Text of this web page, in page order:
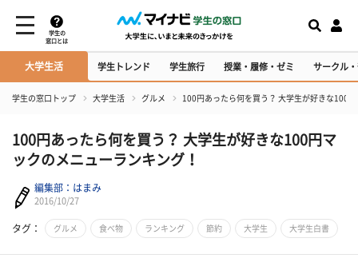
学生の
窓口とは
大学生活 学生トレンド 学生旅行 授業・履修・ゼミ サークル
学生の窓口トップ 大学生活 グルメ 100円あったら何を買う？ 大学生が好きな100
100円あったら何を買う？ 大学生が好きな100円マ
ックのメニューランキング！
編集部：はまみ
2016/10/27
タグ： グルメ 食べ物 ランキング 節約 大学生 大学生白書